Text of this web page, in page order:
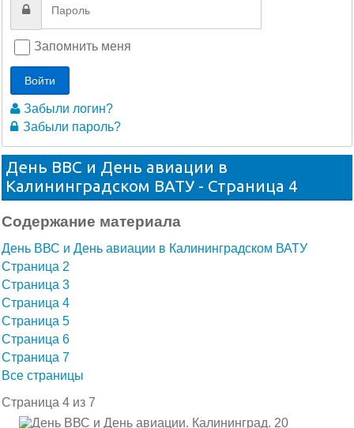
Запомнить меня
Войти
Забыли логин?
Забыли пароль?
День ВВС и День авиации в
Калининградском ВАТУ - Страница 4
Содержание материала
День ВВС и День авиации в Калининградском ВАТУ
Страница 2
Страница 3
Страница 4
Страница 5
Страница 6
Страница 7
Все страницы
Страница 4 из 7